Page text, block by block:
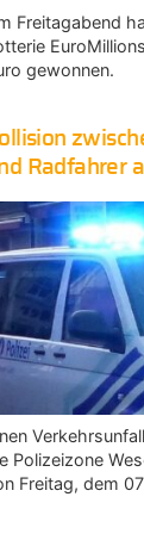
Freitagabend
gewonnen.
Radfahrer
Polizeizone
Freitag, dem